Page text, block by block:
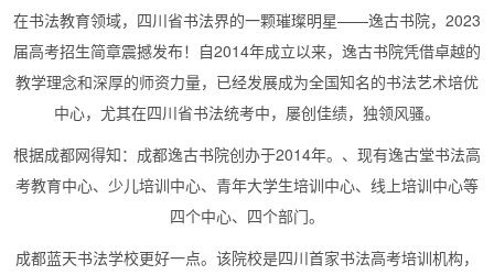
在书法教育领域，四川省书法界的一颗璀璨明星——逸古书院，2023
届高考招生简章震撼发布！自2014年成立以来，逸古书院凭借卓越的
教学理念和深厚的师资力量，已经发展成为全国知名的书法艺术培优
中心，尤其在四川省书法统考中，屡创佳绩，独领风骚。
根据成都网得知：成都逸古书院创办于2014年。、现有逸古堂书法高
考教育中心、少儿培训中心、青年大学生培训中心、线上培训中心等
四个中心、四个部门。
成都蓝天书法学校更好一点。该院校是四川首家书法高考培训机构，